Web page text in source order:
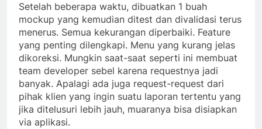
Setelah beberapa waktu, dibuatkan 1 buah
mockup yang kemudian ditest dan divalidasi terus
menerus. Semua kekurangan diperbaiki. Feature
yang penting dilengkapi. Menu yang kurang jelas
dikoreksi. Mungkin saat-saat seperti ini membuat
team developer sebel karena requestnya jadi
banyak. Apalagi ada juga request-request dari
pihak klien yang ingin suatu laporan tertentu yang
jika ditelusuri lebih jauh, muaranya bisa disiapkan
via aplikasi.